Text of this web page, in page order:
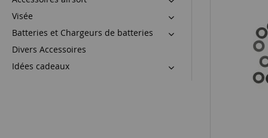
Visée
Batteries et Chargeurs de batteries
Divers Accessoires
Idées cadeaux